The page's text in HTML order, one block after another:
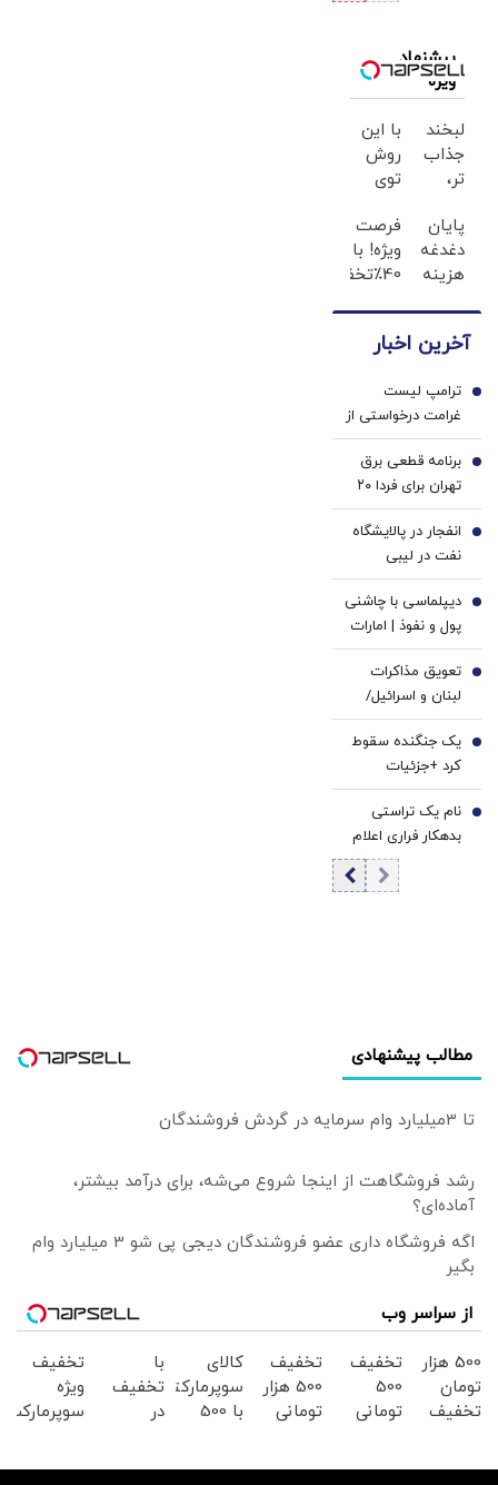
مذاکرات و تنگه
هرمز
پیشنهاد
ویژه
لبخند
جذاب
تر،
بیشتر
(تخفیف
تا
با این
روش
توی
و
زیبایی
دندوناتو
پایان
دغدغه
هزینه
پزشکی
سفید
کننده
خانگی
فرصت
ویژه! با
40٪تخفیف
کامپوزیت
کن
آخرین اخبار
ترامپ لیست
غرامت درخواستی از
ایران را افزایش داد
1
برنامه قطعی برق
تهران برای فردا ۲۰
مردادماه
2
انفجار در پالایشگاه
نفت در لیبی
+جزئیات
3
دیپلماسی با چاشنی
پول و نفوذ | امارات
چطور لقب اسپارت
کوچک را گرفت؟ |
جنگ ایران آزمون
وفاداری به آمریکا
بود؟
4
تعویق مذاکرات
لبنان و اسرائیل/
ماجرا چه بود؟
5
یک جنگنده سقوط
کرد +جزئیات
6
نام یک تراستی
بدهکار فراری اعلام
شد | یک دهه
شصتی 40 نفتکش
7
مطالب پیشنهادی
تا 3میلیارد وام سرمایه در گردش فروشندگان
رشد فروشگاهت از اینجا شروع می‌شه، برای درآمد بیشتر،
آماده‌ای؟
اگه فروشگاه داری عضو فروشندگان دیجی پی شو 3 میلیارد وام
بگیر
از سراسر وب
500 هزار
تومان
تخفیف
تخفیف
500
تومانی
تخفیف
500 هزار
تومانی
کالای
سوپرمارکتی
با 500
با
تخفیف
در
تخفیف
ویژه
سوپرمارکت